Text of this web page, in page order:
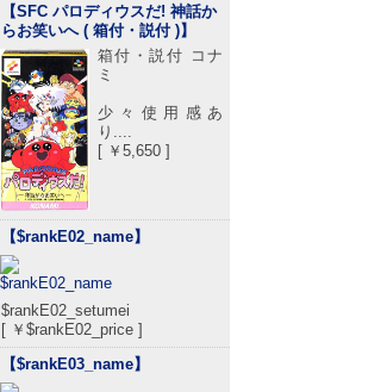
【SFC パロディウスだ! 神話か
らお笑いへ ( 箱付・説付 )】
箱付・説付 コナ
ミ
少々使用感あ
り....
[ ￥5,650 ]
【$rankE02_name】
$rankE02_setumei
[ ￥$rankE02_price ]
【$rankE03_name】